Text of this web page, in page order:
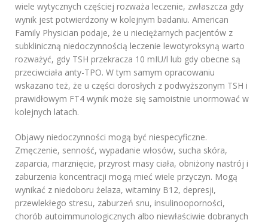
wiele wytycznych częściej rozważa leczenie, zwłaszcza gdy
wynik jest potwierdzony w kolejnym badaniu. American
Family Physician podaje, że u nieciężarnych pacjentów z
subkliniczną niedoczynnością leczenie lewotyroksyną warto
rozważyć, gdy TSH przekracza 10 mIU/l lub gdy obecne są
przeciwciała anty-TPO. W tym samym opracowaniu
wskazano też, że u części dorosłych z podwyższonym TSH i
prawidłowym FT4 wynik może się samoistnie unormować w
kolejnych latach.
Objawy niedoczynności mogą być niespecyficzne.
Zmęczenie, senność, wypadanie włosów, sucha skóra,
zaparcia, marznięcie, przyrost masy ciała, obniżony nastrój i
zaburzenia koncentracji mogą mieć wiele przyczyn. Mogą
wynikać z niedoboru żelaza, witaminy B12, depresji,
przewlekłego stresu, zaburzeń snu, insulinooporności,
chorób autoimmunologicznych albo niewłaściwie dobranych